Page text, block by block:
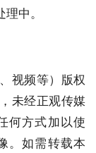
中。
视频等）版权
未经正观传媒
何方式加以使
。如需转载本